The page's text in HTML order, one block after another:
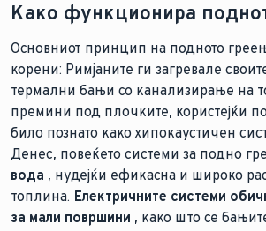
Како функционира
Основниот принцип на подното
корени: Римјаните ги загревале
термални бањи со канализирање на
премини под плочките, користејќи
било познато како хипокаустичен
Денес, повеќето системи за подно
вода , нудејќи ефикасна и широко
топлина. Електричните системи
за мали површини , како што се